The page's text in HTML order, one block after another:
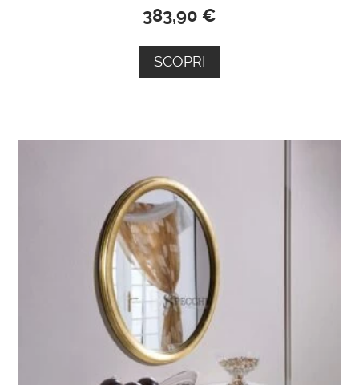
383,90 €
SCOPRI